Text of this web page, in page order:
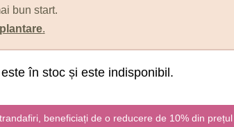
bun start.
.
în stoc și este indisponibil.
beneficiați de o reducere de 10% din